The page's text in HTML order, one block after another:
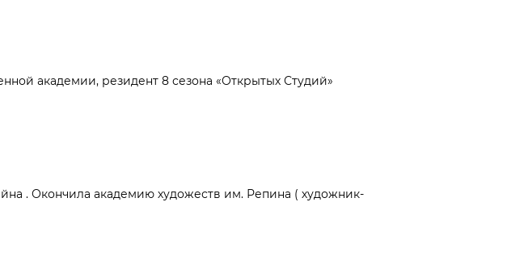
академии, резидент 8 сезона «Открытых Студий»
. Окончила академию художеств им. Репина ( художник-